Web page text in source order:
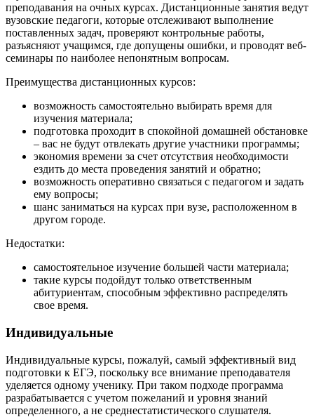
преподавания на очных курсах. Дистанционные занятия ведут
вузовские педагоги, которые отслеживают выполнение
поставленных задач, проверяют контрольные работы,
разъясняют учащимся, где допущены ошибки, и проводят веб-
семинары по наиболее непонятным вопросам.
Преимущества дистанционных курсов:
возможность самостоятельно выбирать время для
изучения материала;
подготовка проходит в спокойной домашней обстановке
– вас не будут отвлекать другие участники программы;
экономия времени за счет отсутствия необходимости
ездить до места проведения занятий и обратно;
возможность оперативно связаться с педагогом и задать
ему вопросы;
шанс заниматься на курсах при вузе, расположенном в
другом городе.
Недостатки:
самостоятельное изучение большей части материала;
такие курсы подойдут только ответственным
абитуриентам, способным эффективно распределять
свое время.
Индивидуальные
Индивидуальные курсы, пожалуй, самый эффективный вид
подготовки к ЕГЭ, поскольку все внимание преподавателя
уделяется одному ученику. При таком подходе программа
разрабатывается с учетом пожеланий и уровня знаний
определенного, а не среднестатистического слушателя.